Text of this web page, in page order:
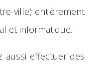
ville) entièrement
et informatique.
aussi effectuer des